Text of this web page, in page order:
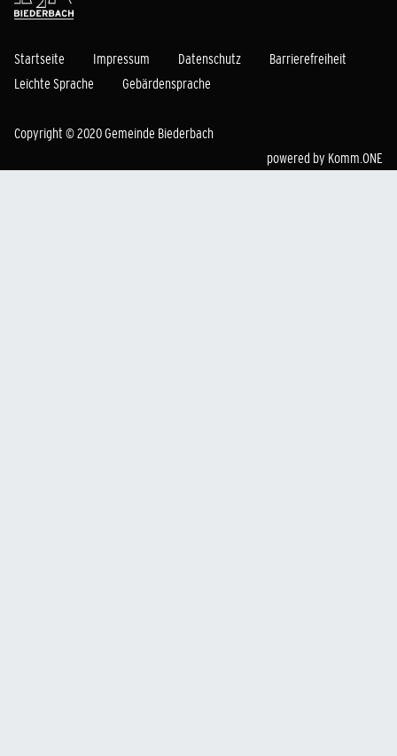
Startseite Impressum Datenschutz
Barrierefreiheit
Leichte Sprache
Gebärdensprache
Copyright © 2020 Gemeinde Biederbach
powered by Komm.ONE